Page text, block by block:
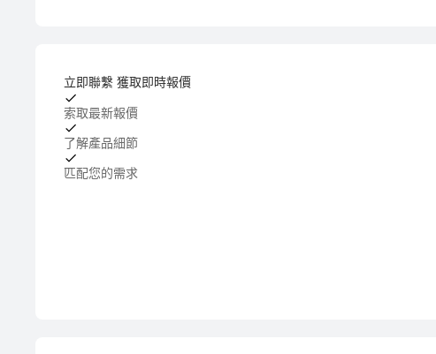
立即聯繫 獲取即時報價
索取最新報價
了解產品細節
匹配您的需求